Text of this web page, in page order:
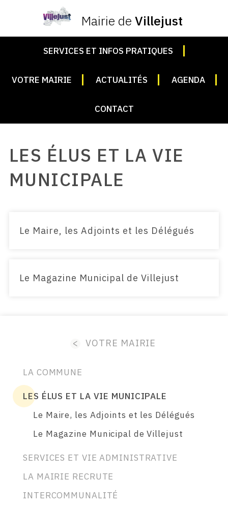
Mairie de Villejust
SERVICES ET INFOS PRATIQUES
VOTRE MAIRIE ACTUALITÉS AGENDA
CONTACT
LES ÉLUS ET LA VIE
MUNICIPALE
Le Maire, les Adjoints et les Délégués
Le Magazine Municipal de Villejust
< VOTRE MAIRIE
LA COMMUNE
LES ÉLUS ET LA VIE MUNICIPALE
Le Maire, les Adjoints et les Délégués
Le Magazine Municipal de Villejust
SERVICES ET VIE ADMINISTRATIVE
LA MAIRIE RECRUTE
INTERCOMMUNALITÉ